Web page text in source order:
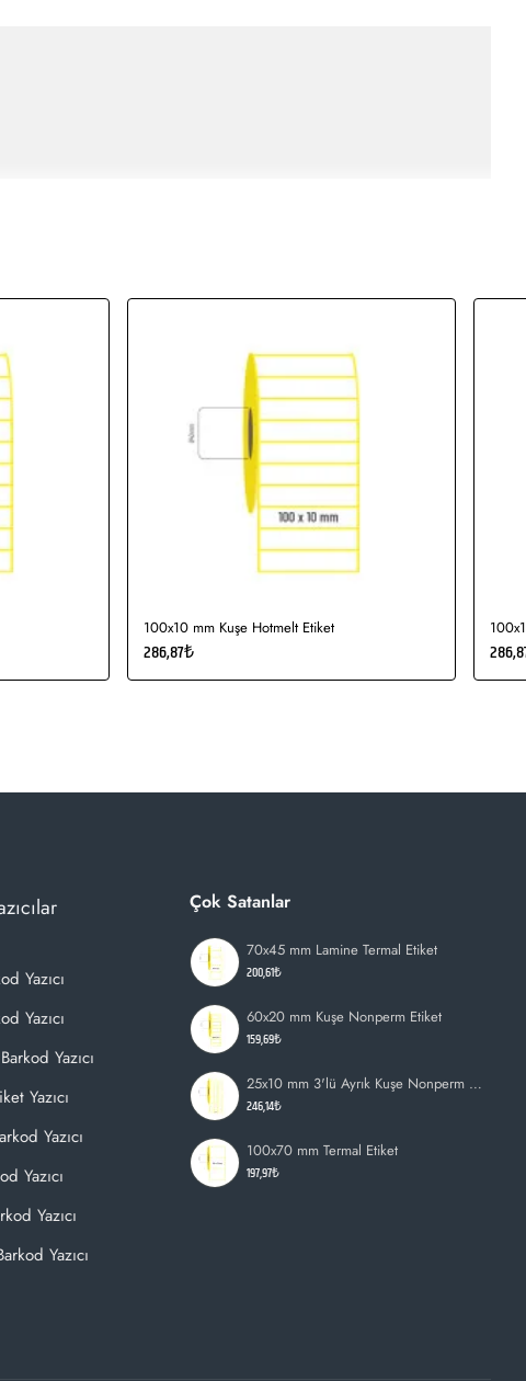
100x10 mm Kuşe Hotmelt Etiket
286,87₺
Yazıcı
Yazıcı
Yazıcı
Yazıcı
Yazıcı
Yazıcı
Yazıcı
Yazıcı
Çok Satanlar
70x45 mm Lamine Termal Etiket
200,61₺
60x20 mm Kuşe Nonperm Etiket
159,69₺
25x10 mm 3'lü Ayrık Kuşe Nonperm Etiket
246,14₺
100x70 mm Termal Etiket
197,97₺